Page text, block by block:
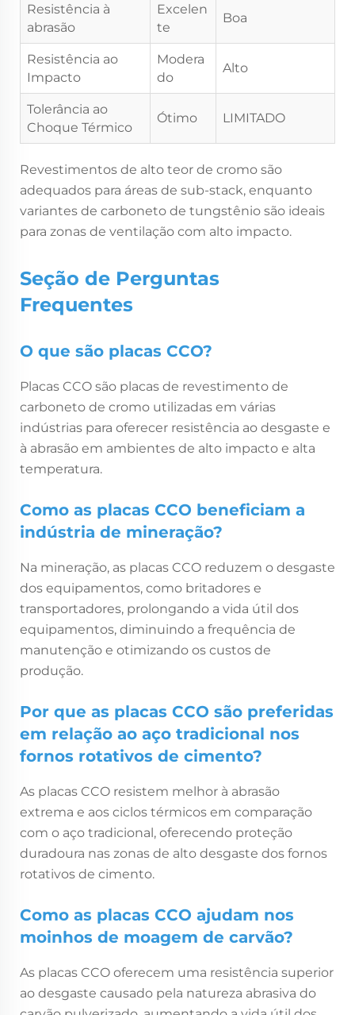
Resistência à
abrasão
Excelen
te
Boa
Resistência ao
Impacto
Modera
do
Alto
Tolerância ao
Choque Térmico
Ótimo LIMITADO
Revestimentos de alto teor de cromo são
adequados para áreas de sub-stack, enquanto
variantes de carboneto de tungstênio são ideais
para zonas de ventilação com alto impacto.
Seção de Perguntas
Frequentes
O que são placas CCO?
Placas CCO são placas de revestimento de
carboneto de cromo utilizadas em várias
indústrias para oferecer resistência ao desgaste e
à abrasão em ambientes de alto impacto e alta
temperatura.
Como as placas CCO beneficiam a
indústria de mineração?
Na mineração, as placas CCO reduzem o desgaste
dos equipamentos, como britadores e
transportadores, prolongando a vida útil dos
equipamentos, diminuindo a frequência de
manutenção e otimizando os custos de
produção.
Por que as placas CCO são preferidas
em relação ao aço tradicional nos
fornos rotativos de cimento?
As placas CCO resistem melhor à abrasão
extrema e aos ciclos térmicos em comparação
com o aço tradicional, oferecendo proteção
duradoura nas zonas de alto desgaste dos fornos
rotativos de cimento.
Como as placas CCO ajudam nos
moinhos de moagem de carvão?
As placas CCO oferecem uma resistência superior
ao desgaste causado pela natureza abrasiva do